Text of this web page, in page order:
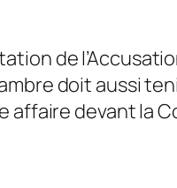
de
doit aussi
affaire devant la